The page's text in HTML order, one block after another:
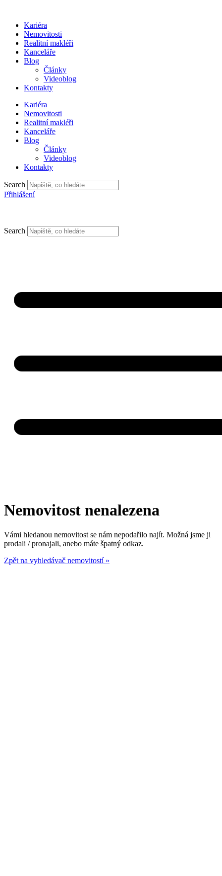
obsahuKariéra
Nemovitosti
Realitní makléři
Kanceláře
Blog
Články
Videoblog
Kontakty
Kariéra
Nemovitosti
Realitní makléři
Kanceláře
Blog
Články
Videoblog
Kontakty
Search
Přihlášení
Search
Nemovitost nenalezena
Vámi hledanou nemovitost se nám nepodařilo najít. Možná jsme ji
prodali / pronajali, anebo máte špatný odkaz.
Zpět na vyhledávač nemovitostí »